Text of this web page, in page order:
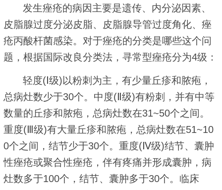
发生痤疮的病因主要是遗传、内分泌因素、
皮脂腺过度分泌皮脂、皮脂腺导管过度角化、痤
疮丙酸杆菌感染。对于痤疮的分类是哪些这个问
题，根据国际改良分类法，寻常型痤疮分为4级：
轻度(Ⅰ级)以粉刺为主，有少量丘疹和脓疱，
总病灶数少于30个。中度(Ⅱ级)有粉刺，并有中等
数量的丘疹和脓疱，总病灶数在31~50个之间。
重度(Ⅲ级)有大量丘疹和脓疱，总病灶数在51~10
0个之间，结节少于30个。重度(Ⅳ级)结节、囊肿
性痤疮或聚合性痤疮，伴有疼痛并形成囊肿，病
灶数多于100个，结节、囊肿多于30个。临床